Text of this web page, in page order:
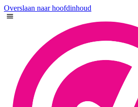
Overslaan naar hoofdinhoud